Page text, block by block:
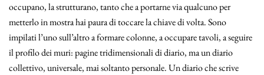
occupano, la strutturano, tanto che a portarne via qualcuno per
metterlo in mostra hai paura di toccare la chiave di volta. Sono
impilati l’uno sull’altro a formare colonne, a occupare tavoli, a seguire
il profilo dei muri: pagine tridimensionali di diario, ma un diario
collettivo, universale, mai soltanto personale. Un diario che scrive